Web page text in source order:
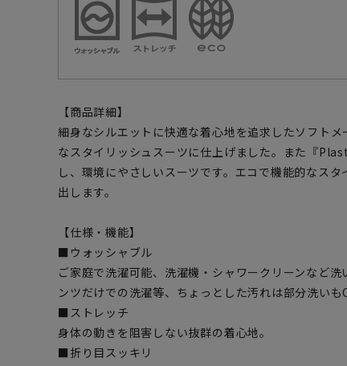
【商品詳細】
細身なシルエットに快適な着心地を追求したソフト
なスタイリッシュスーツに仕上げました。また『
し、環境にやさしいスーツです。エコで機能的なス
出します。
【仕様・機能】
■ウォッシャブル
ご家庭で洗濯可能、洗濯機・シャワークリーンなど
ンツだけでの洗濯等、ちょっとした汚れは部分洗いも
■ストレッチ
身体の動きを阻害しない抜群の着心地。
■折り目スッキリ